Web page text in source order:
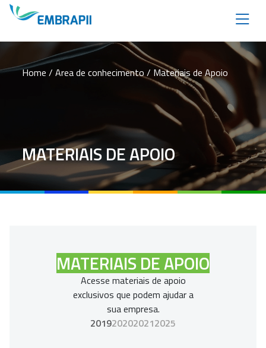
Home / Area de conhecimento/ Materiais de Apoio
MATERIAIS DE APOIO
MATERIAIS DE APOIO
Acesse materiais de apoio
exclusivos que podem ajudar a
sua empresa.
2019202020212025